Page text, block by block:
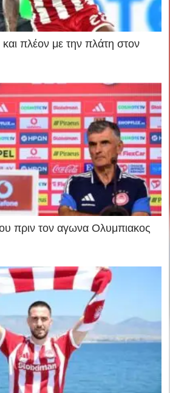
πλέον με την πλάτη στον
πριν τον αγωνα Ολυμπιακος